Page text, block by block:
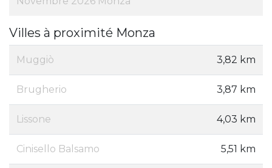
Villes à proximité Monza
Muggiò 3,82 km
Brugherio 3,87 km
Lissone 4,03 km
Cinisello Balsamo 5,51 km